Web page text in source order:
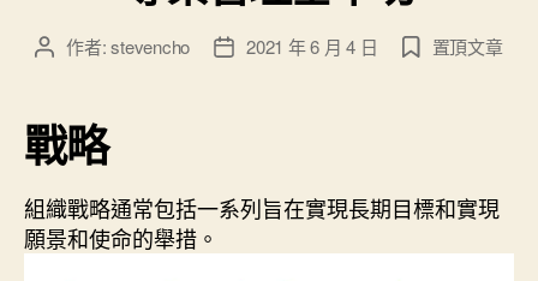
文
者
作者:stevencho
文 2021 年 6 月 4 日 置頂文章
戰略
組織戰略通常包括一系列旨在實現長期目標和實現
願景和使命的舉措。